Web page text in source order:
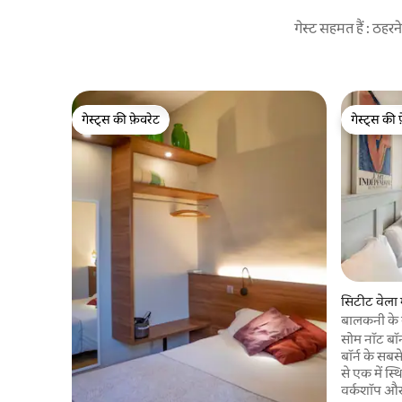
गेस्ट सहमत हैं :
गेस्ट्स की फ़ेवरेट
गेस्ट्स की फ़ेवरेट
गेस्ट्स की
गेस्ट्स की
सिटीट
बालकनी के
सोम नॉट
बॉर्न के
से एक में
वर्कशॉप